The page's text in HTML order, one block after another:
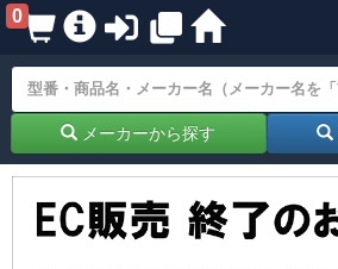
0
メーカーから探す